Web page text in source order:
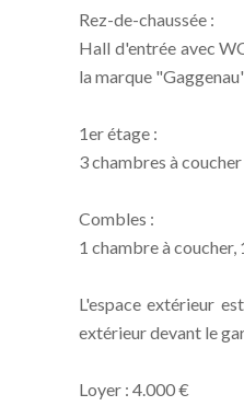
Rez-de-chaussée :
Hall d'entrée avec
la marque
1er étage :
3 chambres à
Combles :
1 chambre à coucher,
L'espace extérieur
extérieur devant le
Loyer : 4.000 €